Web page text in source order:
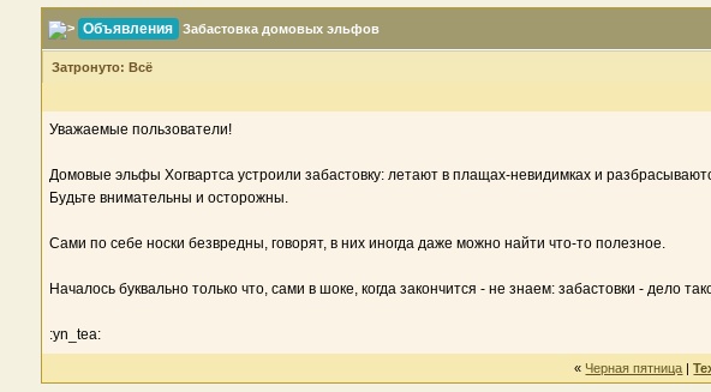
Объявления Забастовка домовых эльфов
Затронуто: Всё
Уважаемые пользователи!
Домовые эльфы Хогвартса устроили забастовку: летают в плащах-невидимках и
Будьте внимательны и осторожны.
Сами по себе носки безвредны, говорят, в них иногда даже можно найти что-то полезное.
Началось буквально только что, сами в шоке, когда закончится - не знаем: забастовки - дело
:yn_tea:
« Черная пятница |